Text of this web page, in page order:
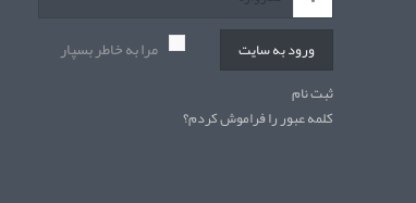
ورود به سایت مرا به خاطر بسپار
ثبت نام
کلمه عبور را فراموش کردم؟